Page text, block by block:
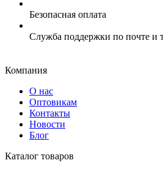
Безопасная оплата
Служба поддержки по почте и
Компания
О нас
Оптовикам
Контакты
Новости
Блог
Каталог товаров